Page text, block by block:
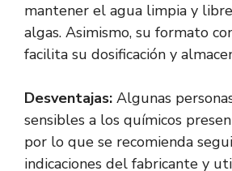
mantener el agua limpia y
algas. Asimismo, su formato
facilita su dosificación y
Desventajas: Algunas
sensibles a los químicos
por lo que se recomienda
indicaciones del fabricante y